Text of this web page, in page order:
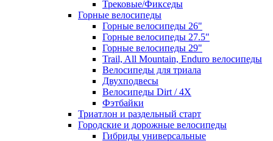
Трековые/Фикседы
Горные велосипеды
Горные велосипеды 26"
Горные велосипеды 27.5"
Горные велосипеды 29"
Trail, All Mountain, Enduro велосипеды
Велосипеды для триала
Двухподвесы
Велосипеды Dirt / 4X
Фэтбайки
Триатлон и раздельный старт
Городские и дорожные велосипеды
Гибриды универсальные